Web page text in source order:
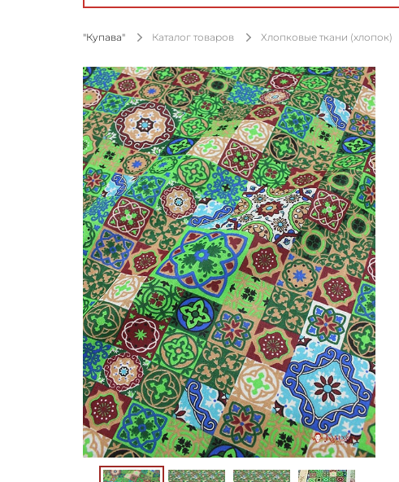
"Купава" Каталог товаров Хлопковые ткани (хлопок)